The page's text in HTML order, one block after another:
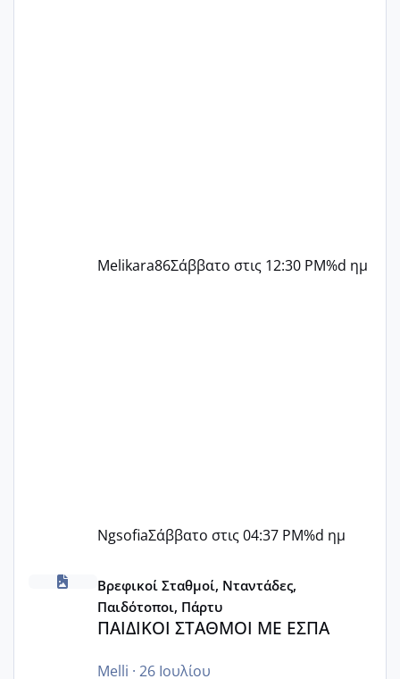
Melikara86Σάββατο στις 12:30 PM%d ημ
NgsofiaΣάββατο στις 04:37 PM%d ημ
ΠΑΙΔΙΚΟΙ ΣΤΑΘΜΟΙ ΜΕ ΕΣΠΑ
Βρεφικοί Σταθμοί, Νταντάδες,
Παιδότοποι, Πάρτυ
ΠΑΙΔΙΚΟΙ ΣΤΑΘΜΟΙ ΜΕ ΕΣΠΑ
Melli · 26 Ιουλίου